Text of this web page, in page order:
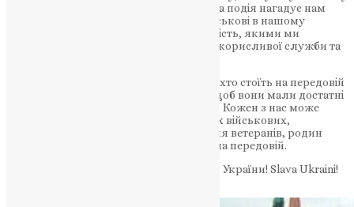
довічну повагу та вдячність. Це трагічна подія нагадує нам
про те, яку вагому роль відіграють військові в нашому
суспільстві та про те, що мир і стабільність, якими ми
насолоджуємо, залежать від їхньої безкорисливої служби та
Ми повинні завжди пам’ятати про тих, хто стоїть на передовій
захисту нашої країни та дбати про те, щоб вони мали достатні
умови для виконання своїх обов’язків. Кожен з нас може
зробити свій внесок у підтримку наших військових,
наприклад, підтримуючи допомогу для ветеранів, родин
померлих воїнів та тих, хто перебуває на передовій.
Вічна і світла пам’ять полеглим героям України! Slava Ukraini!